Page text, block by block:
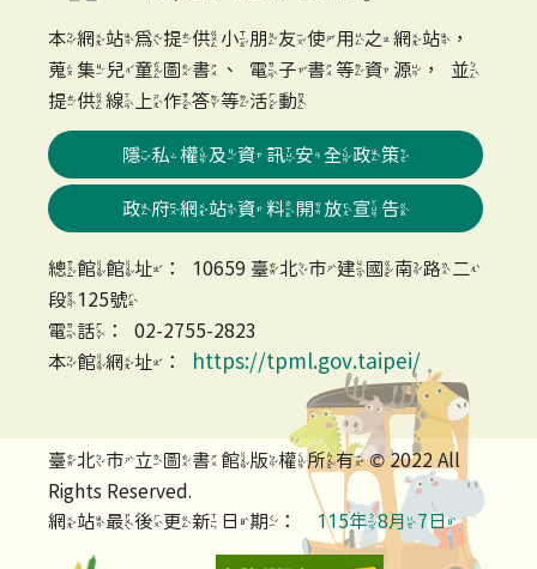
本網站為提供小朋友使用之網站，
蒐集兒童圖書、電子書等資源，並
提供線上作答等活動
隱私權及資訊安全政策
政府網站資料開放宣告
總館館址：10659 臺北市建國南路二
段125號
電話：02-2755-2823
本館網址：
https://tpml.gov.taipei/
臺北市立圖書館版權所有 © 2022 All
Rights Reserved.
網站最後更新日期：
115年8月7日